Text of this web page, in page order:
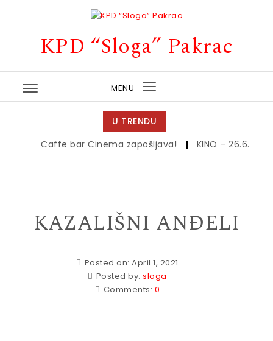
KPD “Sloga” Pakrac
MENU
Toggle
navigation
U TRENDU
Caffe bar Cinema zapošljava! | KINO – 26.6. |
KAZALIŠNI ANĐELI
Posted on: April 1, 2021
Posted by:sloga
Comments: 0